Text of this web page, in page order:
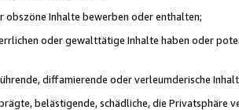
obszöne Inhalte bewerben oder enthalten;
oder gewalttätige Inhalte haben oder
diffamierende oder verleumderische
belästigende, schädliche, die Privatsphäre